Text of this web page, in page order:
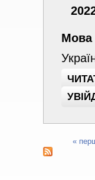
Мова
Сторінки
«